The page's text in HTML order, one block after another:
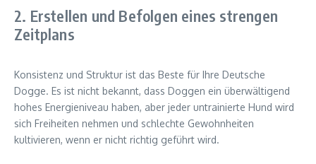
2. Erstellen und Befolgen eines strengen
Zeitplans
Konsistenz und Struktur ist das Beste für Ihre Deutsche
Dogge. Es ist nicht bekannt, dass Doggen ein überwältigend
hohes Energieniveau haben, aber jeder untrainierte Hund wird
sich Freiheiten nehmen und schlechte Gewohnheiten
kultivieren, wenn er nicht richtig geführt wird.